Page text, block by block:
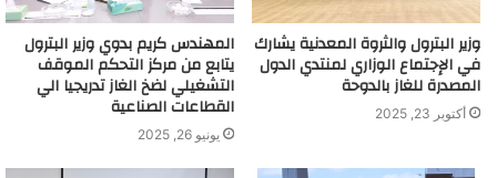
وزير البترول والثروة المعدنية يشارك
في الإجتماع الوزاري لمنتدي الدول
المصدرة للغاز بالدوحة
أكتوبر 23, 2025
المهندس كريم بدوي وزير البترول
يتابع من مركز التحكم الموقف
التشغيلي لضخ الغاز تدريجيا الي
القطاعات الصناعية
يونيو 26, 2025